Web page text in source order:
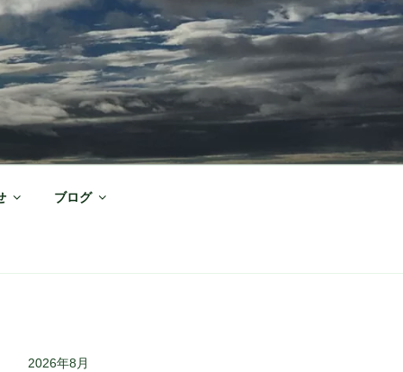
ブログ
2026年8月